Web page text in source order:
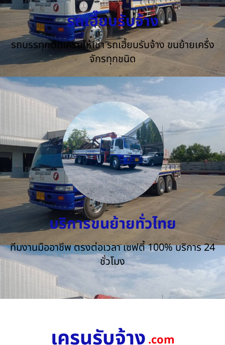
รถเฮี๊ยบรับจ้าง
รถบรรทุกติดเครนให้เช่า รถเฮี้ยบรับจ้าง ขนย้ายเครื่ง
จักรทุกชนิด
บริการขนย้ายทั่วไทย
ทีมงานมืออาชีพ ตรงต่อเวลา เซฟตี้ 100% บริการ 24
ชั่วโมง
เครนรับจ้าง .com